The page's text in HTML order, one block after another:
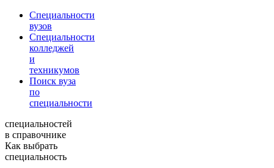
Специальности
вузов
Специальности
колледжей
и
техникумов
Поиск вуза
по
специальности
специальностей
в справочнике
Как выбрать
специальность